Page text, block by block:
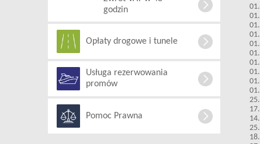
godzin
Opłaty drogowe i tunele
Usługa rezerwowania
promów
Pomoc Prawna